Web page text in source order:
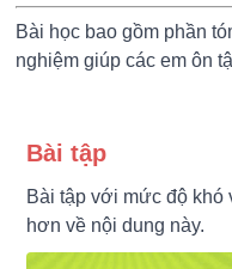
Bài học bao gồm phần
nghiệm giúp các em ôn
Bài tập
Bài tập với mức độ khó
hơn về nội dung này.